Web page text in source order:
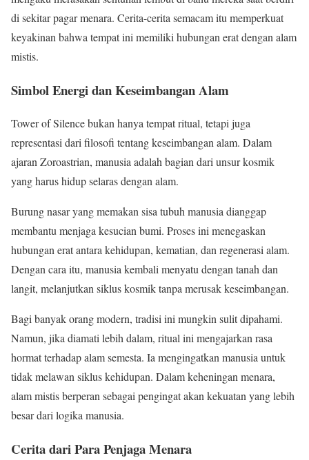
di sekitar pagar menara. Cerita-cerita semacam itu memperkuat
keyakinan bahwa tempat ini memiliki hubungan erat dengan alam
mistis.
Simbol Energi dan Keseimbangan Alam
Tower of Silence bukan hanya tempat ritual, tetapi juga
representasi dari filosofi tentang keseimbangan alam. Dalam
ajaran Zoroastrian, manusia adalah bagian dari unsur kosmik
yang harus hidup selaras dengan alam.
Burung nasar yang memakan sisa tubuh manusia dianggap
membantu menjaga kesucian bumi. Proses ini menegaskan
hubungan erat antara kehidupan, kematian, dan regenerasi alam.
Dengan cara itu, manusia kembali menyatu dengan tanah dan
langit, melanjutkan siklus kosmik tanpa merusak keseimbangan.
Bagi banyak orang modern, tradisi ini mungkin sulit dipahami.
Namun, jika diamati lebih dalam, ritual ini mengajarkan rasa
hormat terhadap alam semesta. Ia mengingatkan manusia untuk
tidak melawan siklus kehidupan. Dalam keheningan menara,
alam mistis berperan sebagai pengingat akan kekuatan yang lebih
besar dari logika manusia.
Cerita dari Para Penjaga Menara